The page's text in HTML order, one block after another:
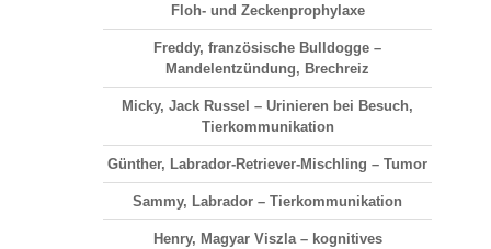
Floh- und Zeckenprophylaxe
Freddy, französische Bulldogge –
Mandelentzündung, Brechreiz
Micky, Jack Russel – Urinieren bei Besuch,
Tierkommunikation
Günther, Labrador-Retriever-Mischling – Tumor
Sammy, Labrador – Tierkommunikation
Henry, Magyar Viszla – kognitives